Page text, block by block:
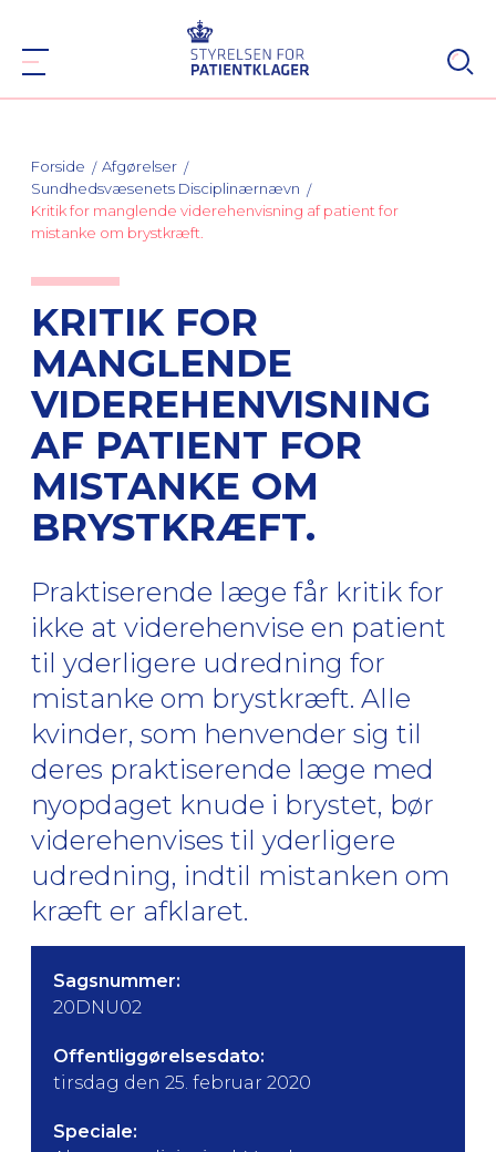
Forside
Afgørelser
Sundhedsvæsenets Disciplinærnævn
Kritik for manglende viderehenvisning af patient for
mistanke om brystkræft.
KRITIK FOR
MANGLENDE
VIDEREHENVISNING
AF PATIENT FOR
MISTANKE OM
BRYSTKRÆFT.
Praktiserende læge får kritik for
ikke at viderehenvise en patient
til yderligere udredning for
mistanke om brystkræft. Alle
kvinder, som henvender sig til
deres praktiserende læge med
nyopdaget knude i brystet, bør
viderehenvises til yderligere
udredning, indtil mistanken om
kræft er afklaret.
Sagsnummer:
20DNU02
Offentliggørelsesdato:
tirsdag den 25. februar 2020
Speciale: